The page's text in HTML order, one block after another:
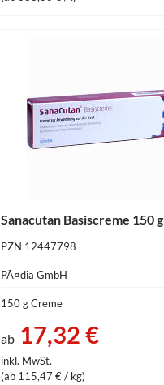
Sanacutan Basiscreme 150 g
PZN 12447798
PÃ¤dia GmbH
150 g Creme
ab17,32 €
inkl. MwSt.
(ab 115,47 € / kg)